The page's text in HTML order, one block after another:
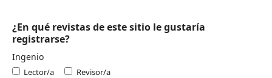
¿En qué revistas de este sitio le gustaría
registrarse?
Ingenio
Lector/a Revisor/a